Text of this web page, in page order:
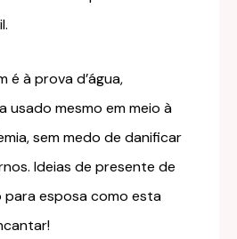
é à prova d’água,
usado mesmo em meio à
sem medo de danificar
Ideias de presente de
para esposa como esta